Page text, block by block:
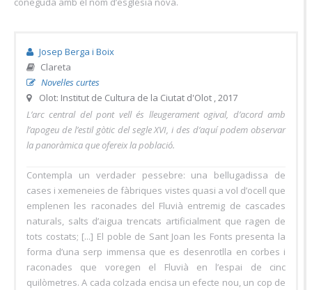
Josep Berga i Boix
Clareta
Novel·les curtes
Olot: Institut de Cultura de la Ciutat d'Olot , 2017
L’arc central del pont vell és lleugerament ogival, d’acord amb
l’apogeu de l’estil gòtic del segle XVI, i des d’aquí podem observar
la panoràmica que ofereix la població.
Contempla un verdader pessebre: una bellugadissa de
cases i xemeneies de fàbriques vistes quasi a vol d’ocell que
emplenen les raconades del Fluvià entremig de cascades
naturals, salts d’aigua trencats artificialment que ragen de
tots costats; [...] El poble de Sant Joan les Fonts presenta la
forma d’una serp immensa que es desenrotlla en corbes i
raconades que voregen el Fluvià en l’espai de cinc
quilòmetres. A cada colzada encisa un efecte nou, un cop de